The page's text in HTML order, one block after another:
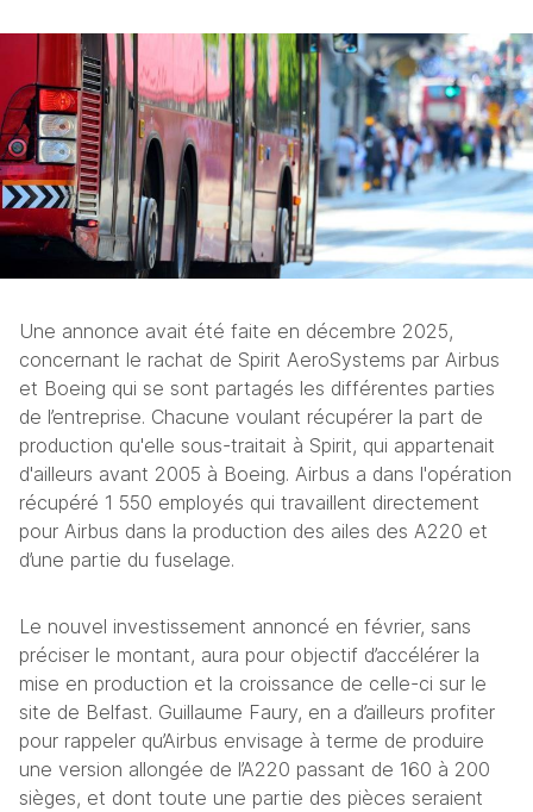
Une annonce avait été faite en décembre 2025,
concernant le rachat de Spirit AeroSystems par Airbus
et Boeing qui se sont partagés les différentes parties
de l’entreprise. Chacune voulant récupérer la part de
production qu'elle sous-traitait à Spirit, qui appartenait
d'ailleurs avant 2005 à Boeing. Airbus a dans l'opération
récupéré 1 550 employés qui travaillent directement
pour Airbus dans la production des ailes des A220 et
d’une partie du fuselage.
Le nouvel investissement annoncé en février, sans
préciser le montant, aura pour objectif d’accélérer la
mise en production et la croissance de celle-ci sur le
site de Belfast. Guillaume Faury, en a d’ailleurs profiter
pour rappeler qu’Airbus envisage à terme de produire
une version allongée de l’A220 passant de 160 à 200
sièges, et dont toute une partie des pièces seraient